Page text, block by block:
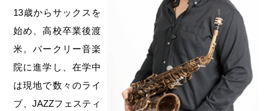
13歳からサックスを
始め、高校卒業後渡
米。バークリー音楽
院に進学し、在学中
は現地で数々のライ
ブ、JAZZフェスティ